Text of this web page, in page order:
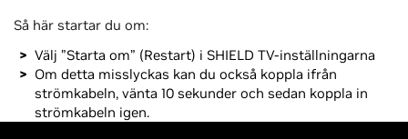
Så här startar du om:
Välj ”Starta om” (Restart) i SHIELD TV-inställningarna
Om detta misslyckas kan du också koppla ifrån
strömkabeln, vänta 10 sekunder och sedan koppla in
strömkabeln igen.